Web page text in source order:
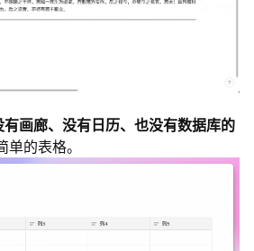
画廊、没有日历、也没有数据库的
的表格。